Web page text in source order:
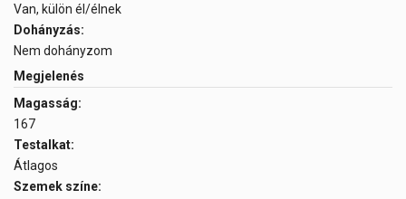
Van, külön él/élnek
Dohányzás:
Nem dohányzom
Megjelenés
Magasság:
167
Testalkat:
Átlagos
Szemek színe: